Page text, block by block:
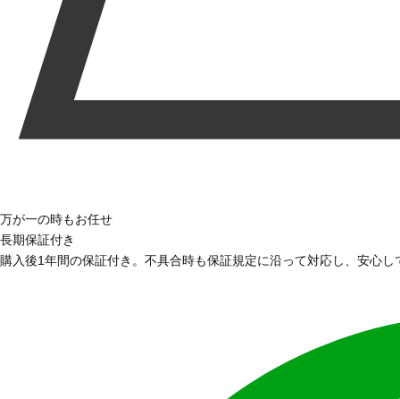
万が一の時もお任せ
長期保証付き
購入後1年間の保証付き。不具合時も保証規定に沿って対応し、安心